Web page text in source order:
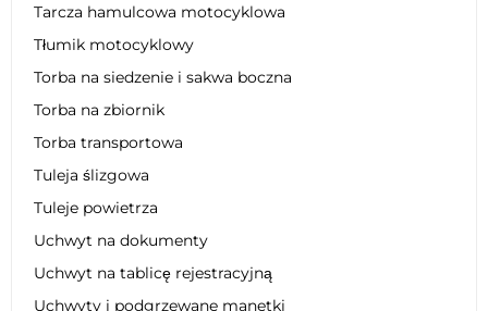
Tarcza hamulcowa motocyklowa
Tłumik motocyklowy
Torba na siedzenie i sakwa boczna
Torba na zbiornik
Torba transportowa
Tuleja ślizgowa
Tuleje powietrza
Uchwyt na dokumenty
Uchwyt na tablicę rejestracyjną
Uchwyty i podgrzewane manetki